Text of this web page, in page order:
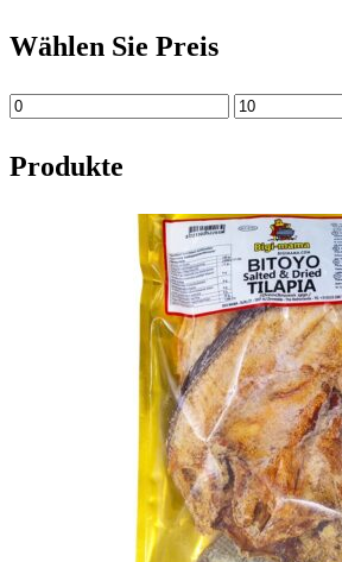
Wählen Sie Preis
Min.
Preis
Max.
Preis
Produkte